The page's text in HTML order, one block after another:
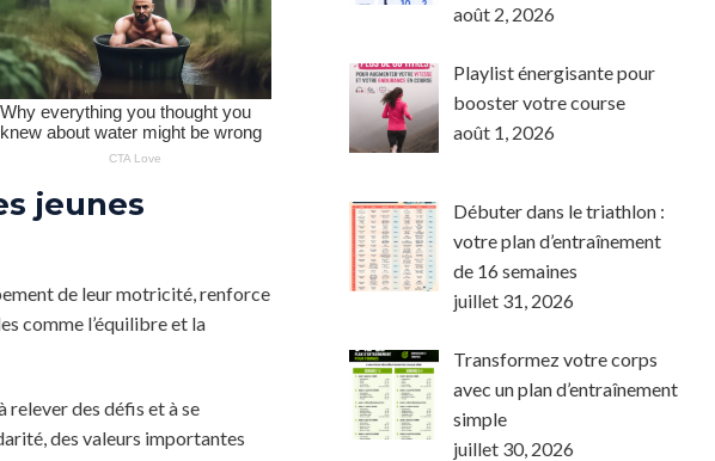
jeunes
de leur motricité, renforce
comme l’équilibre et la
relever des défis et à se
des valeurs importantes
août 2, 2026
Playlist énergisante pour
booster votre course
août 1, 2026
Débuter dans le triathlon :
votre plan d’entraînement
de 16 semaines
juillet 31, 2026
Transformez votre corps
avec un plan d’entraînement
simple
juillet 30, 2026